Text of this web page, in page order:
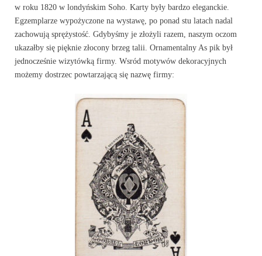
w roku 1820 w londyńskim Soho. Karty były bardzo eleganckie.
Egzemplarze wypożyczone na wystawę, po ponad stu latach nadal
zachowują sprężystość. Gdybyśmy je złożyli razem, naszym oczom
ukazałby się pięknie złocony brzeg talii. Ornamentalny As pik był
jednocześnie wizytówką firmy. Wsród motywów dekoracyjnych
możemy dostrzec powtarzającą się nazwę firmy: